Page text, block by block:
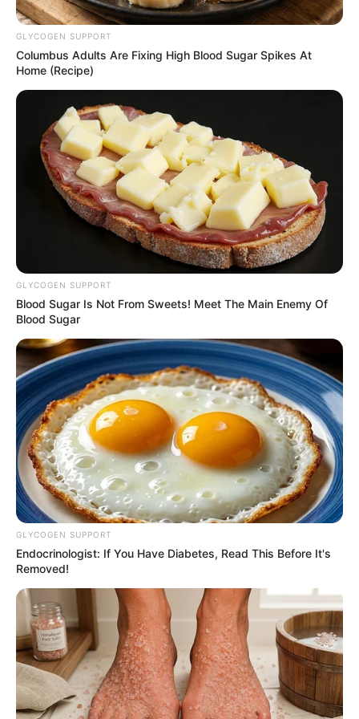
રાજ્યમાં સતત આપઘાતની ઘટનાઓમાં વધારો થઈ
રહ્યો છે. તેને લઈને અવારનવાર ઘટનાઓ સામે આવતી
રહી છે. જ્યારે આજે આવી જ એક બાબત જામનગરથી
સામે આવી છે. જામનગરના દરેડ વિસ્તારમાં રહેનારા
પરપ્રાતિય પરિવારના નવ વર્ષના બાળક દ્વારા ઘરે ગળે
ફાંસો ખાઈને આપઘાત કરી લીધો હોવાની ઘટના સામે
આ ઘટનાને લઈને જણાવી દઈએ કે, મૂળ મધ્યપ્રદેશના
વતની અને જામનગર નજીક દરેડમાં રહેનાર અને
મજૂરી કામ કરતા કોમલ કુમાર જાટવ ના પુત્ર દ્વારા ગળે
ફાંસો ખાઈને આપઘાત કરી લેવામાં આવ્યો હતો.
Related Articles
વડોદરામાં TVS ના શો રૂમમાં લાગી ભયંકર આગ,
September 8, 2024
રાજકોટમાં એક વ્યક્તિએ મહિલાને માર્યા લાફા,
ભાગીદારીના મામલામાં કરી લાફાવાળી….
September 8, 2024
જાણકારી મુજબ, કોમલ કુમાર જાટવ ના નવ વર્ષના
પુત્ર લક્કી દ્વારા ઘરે ગળે ફાંસો ખાઈ લેતા બાળક ને
GLYCOGEN SUPPORT
Columbus Adults Are Fixing High Blood Sugar Spikes At
Home (Recipe)
GLYCOGEN SUPPORT
Blood Sugar Is Not From Sweets! Meet The Main Enemy Of
Blood Sugar
GLYCOGEN SUPPORT
Endocrinologist: If You Have Diabetes, Read This Before It's
Removed!